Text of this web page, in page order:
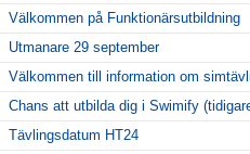
Välkommen på Funktionärsutbildning
Utmanare 29 september
Välkommen till information om
Chans att utbilda dig i Swimify
Tävlingsdatum HT24